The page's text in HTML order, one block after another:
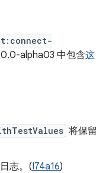
alpha03 中包含这
将保留
志。(I74a16)